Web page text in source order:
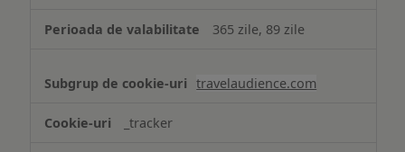
365 zile, 89 zile
travelaudience.com
_tracker